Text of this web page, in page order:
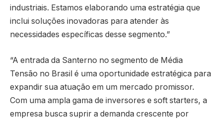
industriais. Estamos elaborando uma estratégia que
inclui soluções inovadoras para atender às
necessidades específicas desse segmento.”
“A entrada da Santerno no segmento de Média
Tensão no Brasil é uma oportunidade estratégica para
expandir sua atuação em um mercado promissor.
Com uma ampla gama de inversores e soft starters, a
empresa busca suprir a demanda crescente por